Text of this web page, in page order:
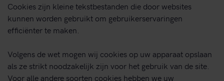
Cookies zijn kleine tekstbestanden die door websites
kunnen worden gebruikt om gebruikerservaringen
efficiënter te maken.
Volgens de wet mogen wij cookies op uw apparaat opslaan
als ze strikt noodzakelijk zijn voor het gebruik van de site.
Voor alle andere soorten cookies hebben we uw